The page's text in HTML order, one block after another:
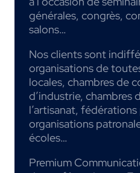
générales, congrès,
salons…
Nos clients sont
organisations de
locales, chambres de
d’industrie, chambres
l’artisanat,
organisations
écoles…
Premium